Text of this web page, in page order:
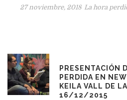
27 noviembre, 2018 La hora
PRESENTACIÓN
PERDIDA EN
KEILA VALL DE
16/12/2015